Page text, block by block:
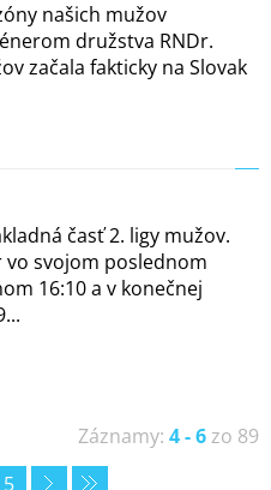
našich mužov
družstva RNDr.
začala fakticky na Slovak
časť 2. ligy mužov.
vo svojom poslednom
16:10 a v konečnej
Záznamy: 4 - 6zo 89
5